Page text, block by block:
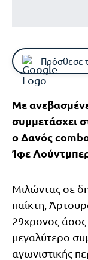
Πρόσθεσε
Με
συμμετάσχει
ο Δανός
Ίφε
Μιλώντας σε
παίκτη,
29χρονος άσος
μεγαλύτερο
αγωνιστικής